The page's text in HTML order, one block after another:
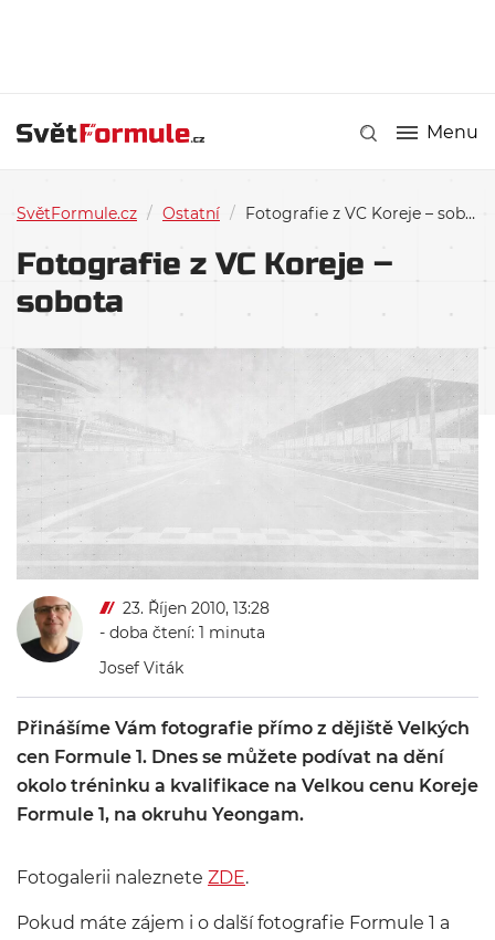
Menu
SvětFormule.cz / Ostatní / Fotografie z VC Koreje – sobota
Fotografie z VC Koreje –
sobota
23. Říjen 2010, 13:28
- doba čtení: 1 minuta
Josef Viták
Přinášíme Vám fotografie přímo z dějiště Velkých
cen Formule 1. Dnes se můžete podívat na dění
okolo tréninku a kvalifikace na Velkou cenu Koreje
Formule 1, na okruhu Yeongam.
Fotogalerii naleznete ZDE.
Pokud máte zájem i o další fotografie Formule 1 a